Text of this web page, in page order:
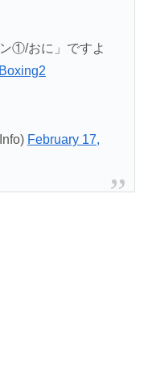
①/おに」ですよ
February 17,